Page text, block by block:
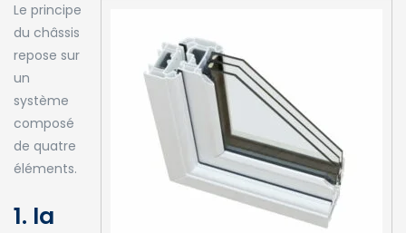
Le principe
du châssis
repose sur
un
système
composé
de quatre
éléments.
1. la